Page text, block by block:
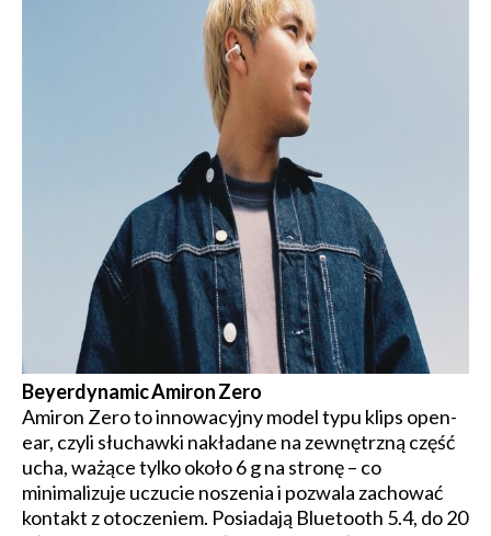
Beyerdynamic Amiron Zero
Amiron Zero to innowacyjny model typu klips open-
ear, czyli słuchawki nakładane na zewnętrzną część
ucha, ważące tylko około 6 g na stronę – co
minimalizuje uczucie noszenia i pozwala zachować
kontakt z otoczeniem. Posiadają Bluetooth 5.4, do 20